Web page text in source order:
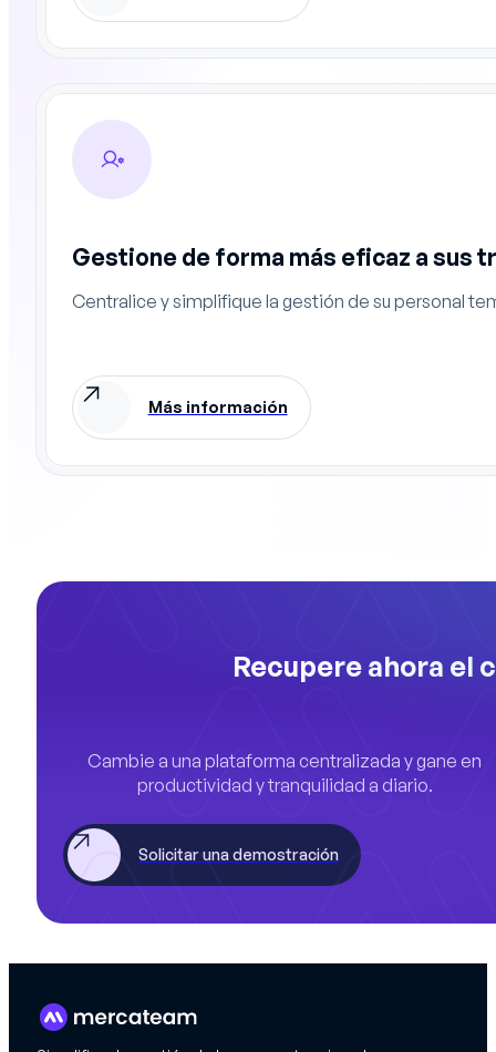
Gestione de forma más eficaz a sus
Centralice y simplifique la gestión de su personal
Más información
Recupere ahora el
Cambie a una plataforma centralizada y gane en
productividad y tranquilidad a diario.
Solicitar una demostración